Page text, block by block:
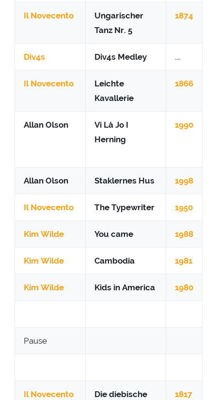
Il Novecento
Ungarischer
Tanz Nr. 5
1874
Div4s Div4s Medley ....
Il Novecento
Leichte
Kavallerie
1866
Allan Olson
Vi Lå Jo I
Herning
1990
Allan Olson Staklernes Hus 1998
Il Novecento The Typewriter 1950
Kim Wilde You came 1988
Kim Wilde Cambodia 1981
Kim Wilde Kids in America 1980
Pause
Il Novecento Die diebische 1817